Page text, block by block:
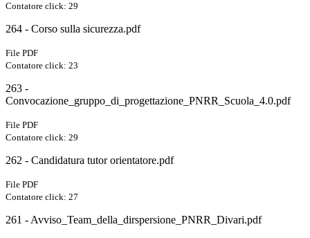
Contatore click: 29
264 - Corso sulla sicurezza.pdf
File PDF
Contatore click: 23
263 -
Convocazione_gruppo_di_progettazione_PNRR_Scuola_4.0.pdf
File PDF
Contatore click: 29
262 - Candidatura tutor orientatore.pdf
File PDF
Contatore click: 27
261 - Avviso_Team_della_dirspersione_PNRR_Divari.pdf